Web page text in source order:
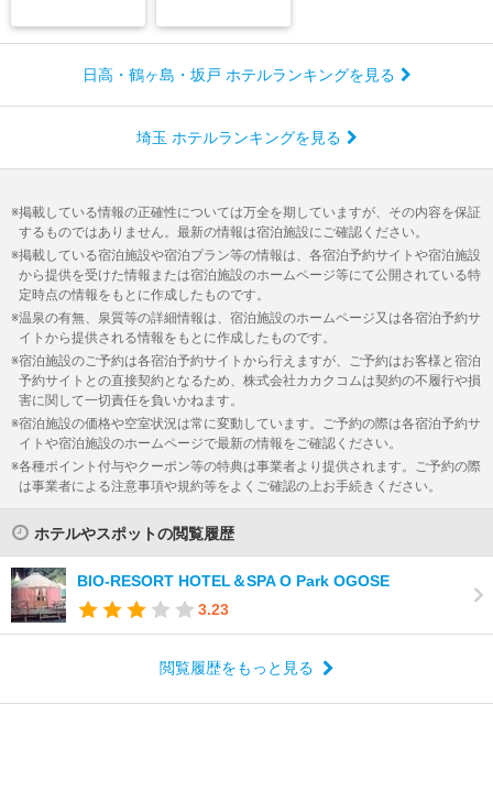
日高・鶴ヶ島・坂戸 ホテルランキングを見る
埼玉 ホテルランキングを見る
掲載している情報の正確性については万全を期していますが、その内容を保証
するものではありません。最新の情報は宿泊施設にご確認ください。
掲載している宿泊施設や宿泊プラン等の情報は、各宿泊予約サイトや宿泊施設
から提供を受けた情報または宿泊施設のホームページ等にて公開されている特
定時点の情報をもとに作成したものです。
温泉の有無、泉質等の詳細情報は、宿泊施設のホームページ又は各宿泊予約サ
イトから提供される情報をもとに作成したものです。
宿泊施設のご予約は各宿泊予約サイトから行えますが、ご予約はお客様と宿泊
予約サイトとの直接契約となるため、株式会社カカクコムは契約の不履行や損
害に関して一切責任を負いかねます。
宿泊施設の価格や空室状況は常に変動しています。ご予約の際は各宿泊予約サ
イトや宿泊施設のホームページで最新の情報をご確認ください。
各種ポイント付与やクーポン等の特典は事業者より提供されます。ご予約の際
は事業者による注意事項や規約等をよくご確認の上お手続きください。
ホテルやスポットの閲覧履歴
BIO‐RESORT HOTEL＆SPA O Park OGOSE
3.23
閲覧履歴をもっと見る